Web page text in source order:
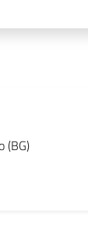
(BG)